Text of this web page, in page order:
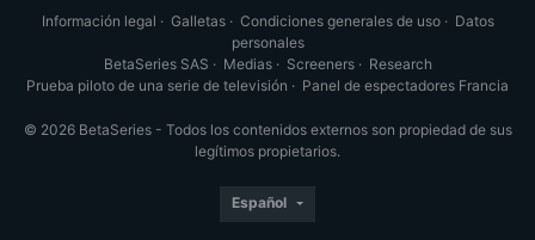
Información legal · Galletas· Condiciones generales de uso· Datos
personales
BetaSeries SAS · Medias· Screeners· Research
Prueba piloto de una serie de televisión · Panel de espectadores Francia
© 2026 BetaSeries - Todos los contenidos externos son propiedad de sus
legítimos propietarios.
Español